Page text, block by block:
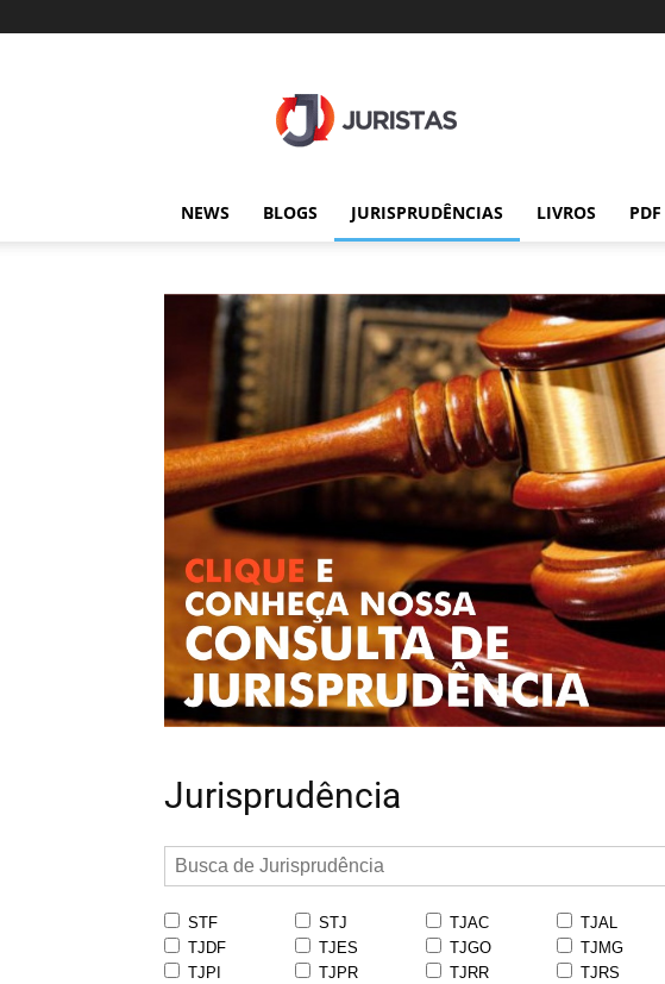
NEWS BLOGS JURISPRUDÊNCIAS LIVROS PDF
Jurisprudência
STF STJ TJAC TJAL
TJDF
TJES TJGO TJMG
TJPI
TJPR TJRR TJRS